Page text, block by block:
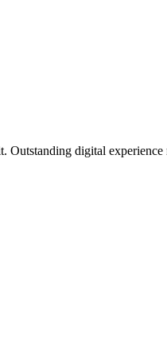
Outstanding digital